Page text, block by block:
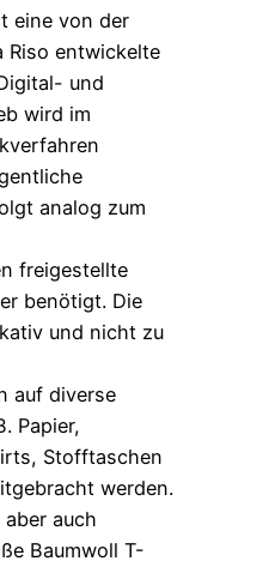
eine von der
Riso entwickelte
und
wird im
analog zum
freigestellte
benötigt. Die
und nicht zu
auf diverse
Papier,
Stofftaschen
werden.
auch
Baumwoll T-